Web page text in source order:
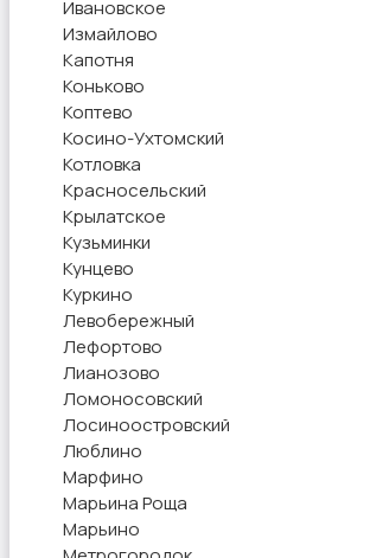
Ивановское
Измайлово
Капотня
Коньково
Коптево
Косино-Ухтомский
Котловка
Красносельский
Крылатское
Кузьминки
Кунцево
Куркино
Левобережный
Лефортово
Лианозово
Ломоносовский
Лосиноостровский
Люблино
Марфино
Марьина Роща
Марьино